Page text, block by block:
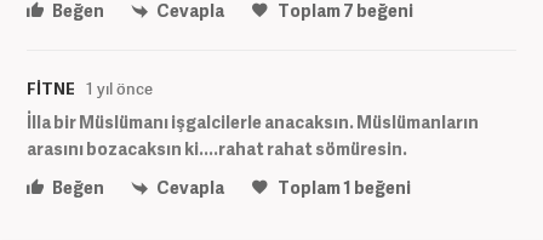
Beğen Cevapla Toplam7 beğeni
FİTNE 1 yıl önce
İlla bir Müslümanı işgalcilerle anacaksın. Müslümanların
arasını bozacaksın ki....rahat rahat sömüresin.
Beğen
Cevapla Toplam1 beğeni